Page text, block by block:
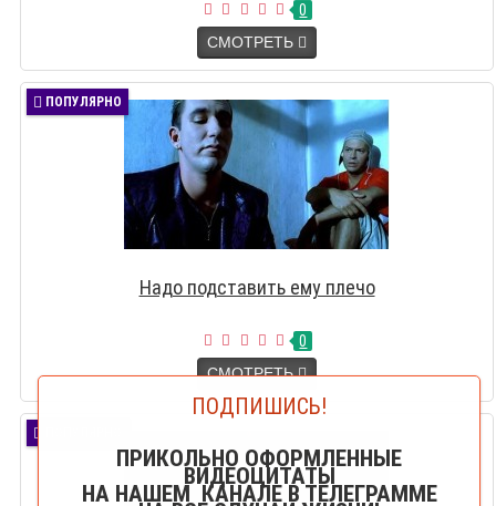
0
СМОТРЕТЬ
ПОПУЛЯРНО
Надо подставить ему плечо
0
СМОТРЕТЬ
ПОДПИШИСЬ!
ПРИКОЛЬНО ОФОРМЛЕННЫЕ
ВИДЕОЦИТАТЫ
НА НАШЕМ КАНАЛЕ В ТЕЛЕГРАММЕ